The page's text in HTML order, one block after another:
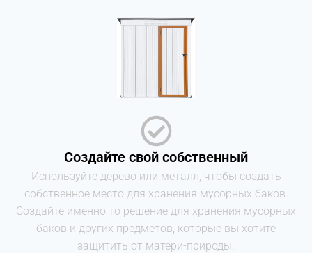
Создайте свой собственный
Используйте дерево или металл, чтобы создать
собственное место для хранения мусорных баков.
Создайте именно то решение для хранения мусорных
баков и других предметов, которые вы хотите
защитить от матери-природы.